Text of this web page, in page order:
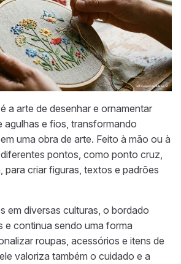
a arte de desenhar e ornamentar
agulhas e fios, transformando
uma obra de arte. Feito à mão ou à
pontos, como ponto cruz,
para criar figuras, textos e padrões
em diversas culturas, o bordado
e continua sendo uma forma
roupas, acessórios e itens de
valoriza também o cuidado e a